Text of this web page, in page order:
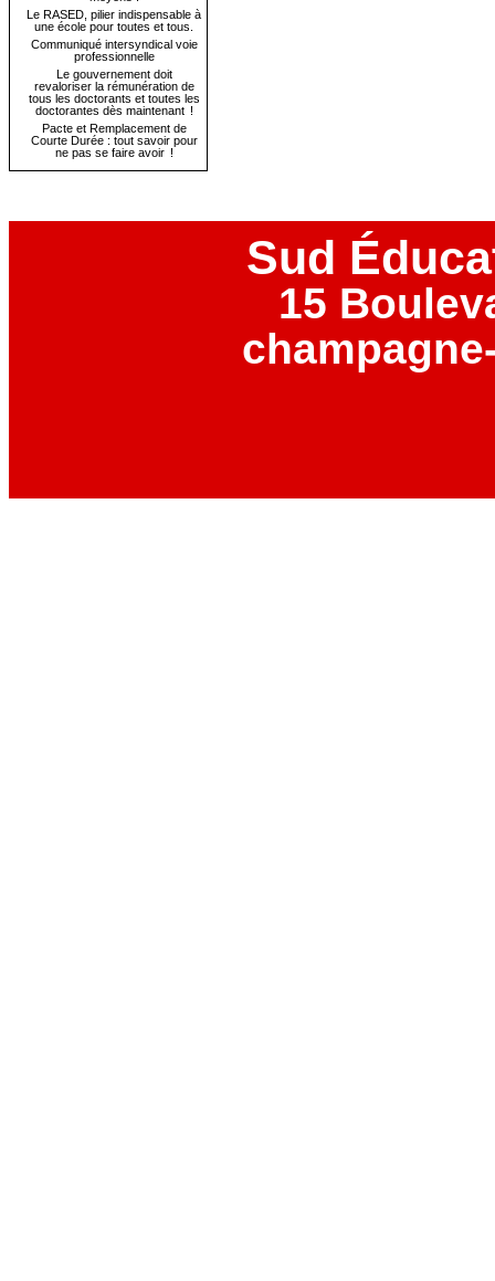
Le RASED, pilier indispensable à
une école pour toutes et tous.
Communiqué intersyndical voie
professionnelle
Le gouvernement doit
revaloriser la rémunération de
tous les doctorants et toutes les
doctorantes dès maintenant !
Pacte et Remplacement de
Courte Durée : tout savoir pour
ne pas se faire avoir !
Sud
15